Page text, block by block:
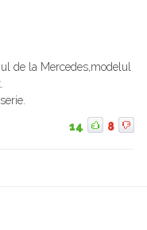
de la Mercedes,modelul
14 8